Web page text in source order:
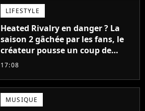
LIFESTYLE
Heated Rivalry en danger ? La
saison 2 gâchée par les fans, le
créateur pousse un coup de
gueule
17:08
MUSIQUE